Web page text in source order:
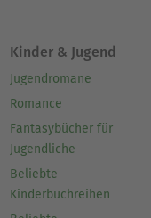
Kinder & Jugend
Jugendromane
Romance
Fantasybücher für
Jugendliche
Beliebte
Kinderbuchreihen